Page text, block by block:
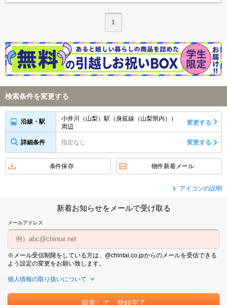
1
検索条件を変更する
沿線・駅
小井川（山梨）駅（身延線（山梨県内））
周辺
変更する
詳細条件 指定なし 変更する
条件保存 物件新着メール
アイコンの説明
新着お知らせをメールで受け取る
メールアドレス
※メール受信制限をしている方は、@chintai.co.jpからのメールを受信できる
よう設定の変更をお願い致します。
個人情報の取り扱いについて